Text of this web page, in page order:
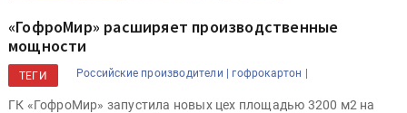
«ГофроМир» расширяет производственные
мощности
ТЕГИ Российские производители | гофрокартон |
ГК «ГофроМир» запустила новых цех площадью 3200 м2 на